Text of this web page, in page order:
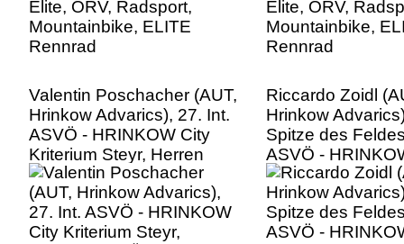
Valentin Poschacher (AUT,
Hrinkow Advarics), 27. Int.
ASVÖ - HRINKOW City
Kriterium Steyr, Herren
Elite, ÖRV, Radsport,
Mountainbike, ELITE
Rennrad
Riccardo Zoidl
Hrinkow
Spitze des
ASVÖ -
Kriterium Steyr,
Elite, ÖRV,
Mountainbike,
Rennrad